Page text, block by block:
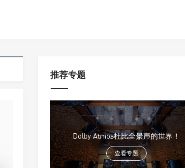
推荐专题
Dolby Atmos杜比全景声的世界！
查看专题